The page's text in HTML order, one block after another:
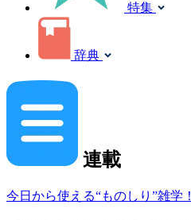
特集
辞典
連載
今日から使える“ものしり”雑学！